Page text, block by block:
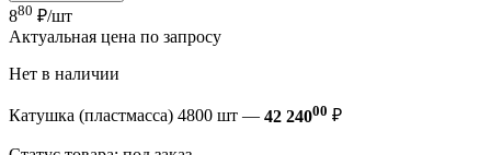
880 ₽/шт
Актуальная цена по запросу
Нет в наличии
Катушка (пластмасса) 4800 шт — 42 24000 ₽